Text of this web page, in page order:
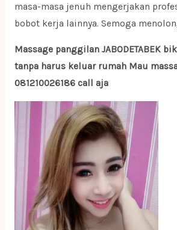
masa-masa jenuh mengerjakan
bobot kerja lainnya. Semoga
Massage panggilan JABODETABEK
tanpa harus keluar rumah Mau
081210026186 call aja